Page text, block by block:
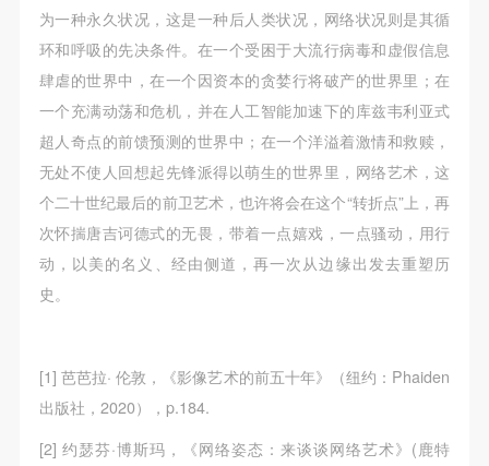
为一种永久状况，这是一种后人类状况，网络状况则是其循
环和呼吸的先决条件。在一个受困于大流行病毒和虚假信息
肆虐的世界中，在一个因资本的贪婪行将破产的世界里；在
一个充满动荡和危机，并在人工智能加速下的库兹韦利亚式
超人奇点的前馈预测的世界中；在一个洋溢着激情和救赎，
无处不使人回想起先锋派得以萌生的世界里，网络艺术，这
个二十世纪最后的前卫艺术，也许将会在这个“转折点”上，再
次怀揣唐吉诃德式的无畏，带着一点嬉戏，一点骚动，用行
动，以美的名义、经由侧道，再一次从边缘出发去重塑历
史。
[1] 芭芭拉· 伦敦，《影像艺术的前五十年》（纽约：Phaiden
出版社，2020），p.184.
[2] 约瑟芬·博斯玛，《网络姿态：来谈谈网络艺术》(鹿特